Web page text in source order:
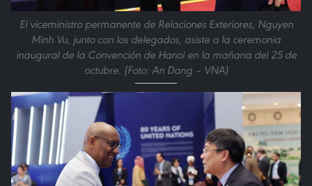
El viceministro permanente de Relaciones Exteriores, Nguyen
Minh Vu, junto con los delegados, asiste a la ceremonia
inaugural de la Convención de Hanoi en la mañana del 25 de
octubre. (Foto: An Dang – VNA)